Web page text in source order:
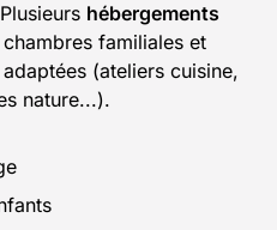
hébergements
familiales et
(ateliers cuisine,
nature...).